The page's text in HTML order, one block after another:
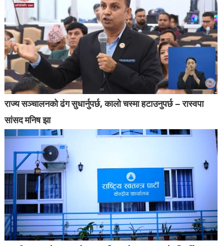
राज्य सञ्चालनको ढंग सुधार्नुपर्छ, कालो चस्मा हटाउनुपर्छ – रास्वपा
सांसद मनिष झा